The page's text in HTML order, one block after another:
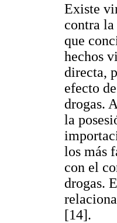
Existe
contra
que
hechos
directa,
efecto
drogas.
la
los más
con el
drogas.
[14].